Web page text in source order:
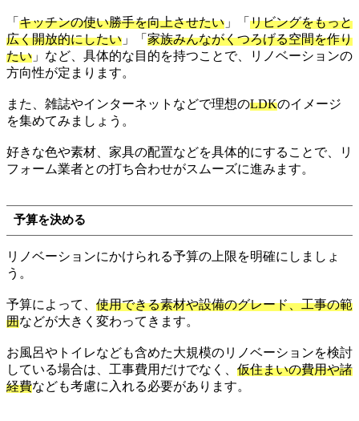
「 キッチンの使い勝手を向上させたい 」「 リビングをもっと
広く開放的にしたい 」「 家族みんながくつろげる空間を作り
たい 」など、具体的な目的を持つことで、リノベーションの
方向性が定まります。
また、雑誌やインターネットなどで理想のLDKのイメージ
を集めてみましょう。
好きな色や素材、家具の配置などを具体的にすることで、リ
フォーム業者との打ち合わせがスムーズに進みます。
予算を決める
リノベーションにかけられる予算の上限を明確にしましょ
う。
予算によって、 使用できる素材や設備のグレード、工事の範
囲などが大きく変わってきます。
お風呂やトイレなども含めた大規模のリノベーションを検討
している場合は、工事費用だけでなく、 仮住まいの費用や諸
経費なども考慮に入れる必要があります。